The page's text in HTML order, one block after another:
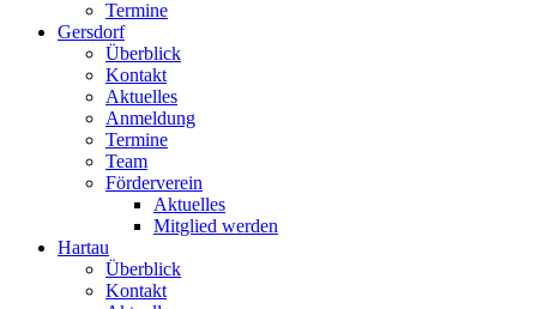
Termine
Gersdorf
Überblick
Kontakt
Aktuelles
Anmeldung
Termine
Team
Förderverein
Aktuelles
Mitglied werden
Hartau
Überblick
Kontakt